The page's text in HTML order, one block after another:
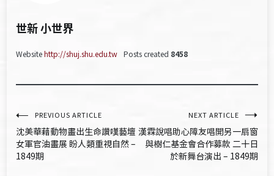
世新 小世界
Websitehttp://shuj.shu.edu.tw Posts created 8458
文
章
導
PREVIOUS ARTICLE
沈美華藉動物畫出生命讚嘆藝壇
女軍官油畫展 盼人類重視自然 –
1849期
NEXT ARTICLE
漢霖說唱助心障友唱開另一扇窗
與樹仁基金會合作募款 二十日
於新舞台演出 – 1849期